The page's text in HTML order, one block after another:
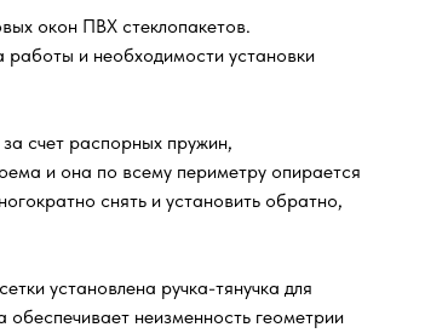
окон ПВХ стеклопакетов.
работы и необходимости установки
счет распорных пружин,
и она по всему периметру опирается
снять и установить обратно,
установлена ручка-тянучка для
неизменность геометрии